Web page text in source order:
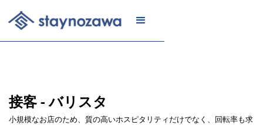
接客 - バリスタ
小規模なお店のため、質の高いホスピタリティだけでなく、回転率も求